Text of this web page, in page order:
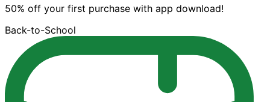
50% off your first purchase with app download!
Back-to-School